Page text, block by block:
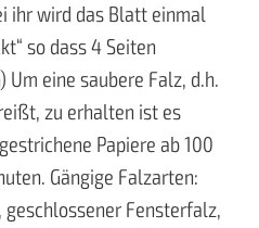
ihr wird das Blatt einmal
so dass 4 Seiten
eine saubere Falz, d.h.
zu erhalten ist es
Papiere ab 100
Gängige Falzarten:
Fensterfalz,